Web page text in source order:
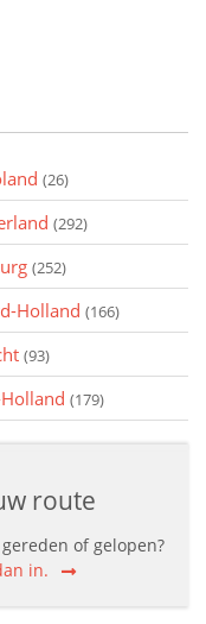
(26)
(292)
(252)
Holland (166)
(93)
(179)
route
of gelopen?
in.